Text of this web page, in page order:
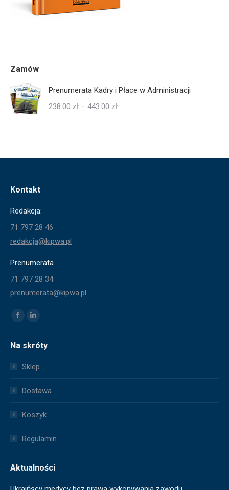
Zamów
Prenumerata Kadry i Płace w Administracji
238.00 zł – 443.00 złZakres
Kontakt
Redakcja:
71 797 28 46
redakcja@kipwa.pl
Prenumerata
71 797 28 34
prenumerata@kipwa.pl
Znajdź nas na:
Facebook
opens
window
opens
window
Na skróty
Sklep
Dostawa
Koszyk
Regulamin
Aktualności